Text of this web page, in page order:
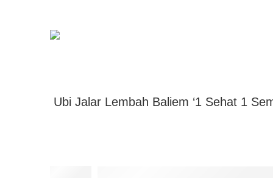
Ubi Jalar Lembah Baliem ‘1 Sehat 1